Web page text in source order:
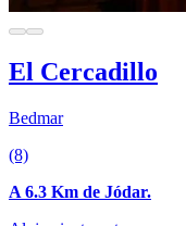
El Cercadillo
Bedmar
(8)
A 6.3 Km de Jódar.